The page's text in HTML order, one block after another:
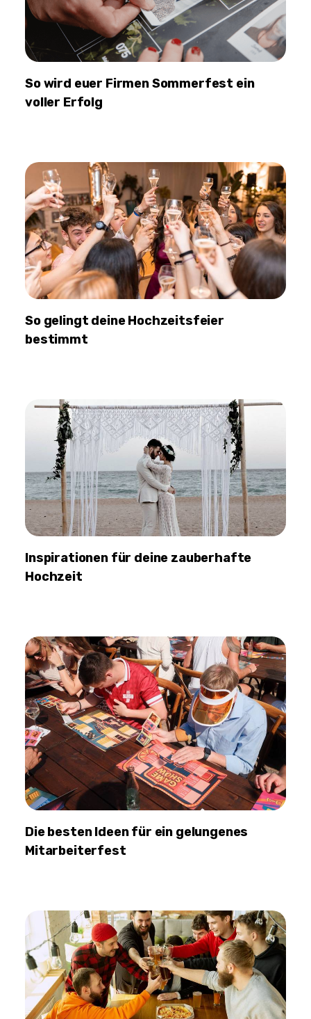
So wird euer Firmen Sommerfest ein
voller Erfolg
So gelingt deine Hochzeitsfeier
bestimmt
Inspirationen für deine zauberhafte
Hochzeit
Die besten Ideen für ein gelungenes
Mitarbeiterfest